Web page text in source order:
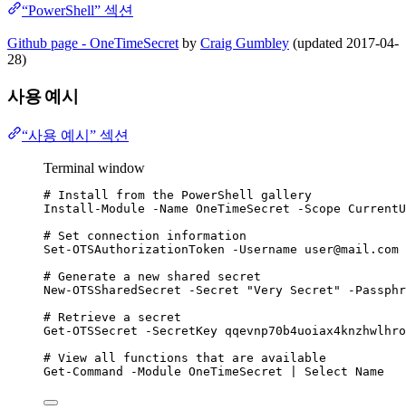
“PowerShell” 섹션
Github page - OneTimeSecret by Craig Gumbley (updated 2017-04-
28)
사용 예시
“사용 예시” 섹션
Terminal window
# Install from the PowerShell gallery
Install-Module
-Name OneTimeSecret - Scope
# Set connection information
Set-OTSAuthorizationToken
- Username user@mail .com
# Generate a new shared secret
New-OTSSharedSecret
- Secret "Very Secret " -
# Retrieve a secret
Get-OTSSecret
- SecretKey
# View all functions that are available
Get-Command
-Module OneTimeSecret Select Name